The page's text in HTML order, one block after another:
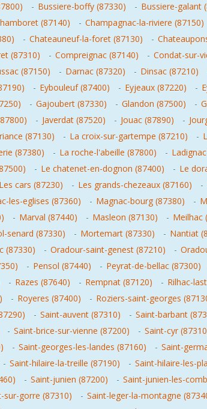
- Bussiere-boffy (87330) - Bussiere-galant
(87140) - Champagnac-la-riviere (87150)
- Chateauneuf-la-foret (87130) -
(87310) - Compreignac (87140) - Condat-sur-
(87150) - Darnac (87320) - Dinsac (87210)
- Eybouleuf (87400) - Eyjeaux (87220) -
- Gajoubert (87330) - Glandon (87500) -
- Javerdat (87520) - Jouac (87890) -
(87130) - La croix-sur-gartempe (87210) -
(87380) - La roche-l'abeille (87800) -
- Le chatenet-en-dognon (87400) - Le
Les cars (87230) - Les grands-chezeaux (87160) -
les-eglises (87360) - Magnac-bourg (87380) -
- Marval (87440) - Masleon (87130) - Meilhac
senard (87330) - Mortemart (87330) - Nantiat
(87330) - Oradour-saint-genest (87210) -
- Pensol (87440) - Peyrat-de-bellac (87300)
- Razes (87640) - Rempnat (87120) - Rilhac-
- Royeres (87400) - Roziers-saint-georges
- Saint-auvent (87310) - Saint-barbant
- Saint-brice-sur-vienne (87200) - Saint-cyr
- Saint-georges-les-landes (87160) - Saint-
- Saint-hilaire-la-treille (87190) - Saint-hilaire-les-
- Saint-junien (87200) - Saint-junien-les-
sur-gorre (87310) - Saint-leger-la-montagne